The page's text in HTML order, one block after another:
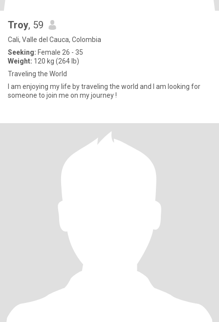
Troy, 59
Cali, Valle del Cauca, Colombia
Seeking: Female 26 - 35
Weight: 120 kg (264 lb)
Traveling the World
I am enjoying my life by traveling the world and I am looking for
someone to join me on my journey !